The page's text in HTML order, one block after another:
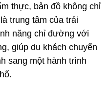
thực, bản đồ không chỉ
trung tâm của trải
năng chỉ đường với
giúp du khách chuyển
sang một hành trình